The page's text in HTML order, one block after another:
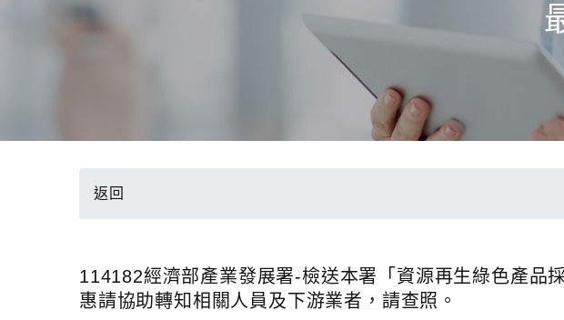
返回
114182經濟部產業發展署-檢送本署「資源再生綠色產品
惠請協助轉知相關人員及下游業者，請查照。